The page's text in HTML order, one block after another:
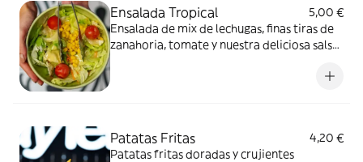
Ensalada Tropical
5,00 €
Ensalada de mix de lechugas, finas tiras de
zanahoria, tomate y nuestra deliciosa salsa
Patatas Fritas
4,20 €
Patatas fritas doradas y crujientes